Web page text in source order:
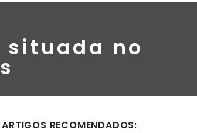
situada no
ARTIGOS RECOMENDADOS: